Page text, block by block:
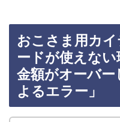
おこさま用カ
ードが使えな
金額がオーバ
よるエラー」